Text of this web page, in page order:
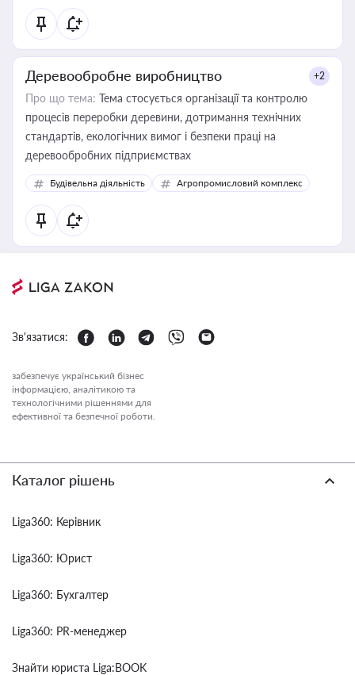
Деревообробне виробництво +2
Про що тема: Тема стосується організації та контролю
процесів переробки деревини, дотримання технічних
стандартів, екологічних вимог і безпеки праці на
деревообробних підприємствах
Будівельна діяльність Агропромисловий комплекс
Зв'язатися:
забезпечує український бізнес
інформацією, аналітикою та
технологічними рішеннями для
ефективної та безпечної роботи.
Каталог рішень
Liga360: Керівник
Liga360: Юрист
Liga360: Бухгалтер
Liga360: PR-менеджер
Знайти юриста Liga:BOOK